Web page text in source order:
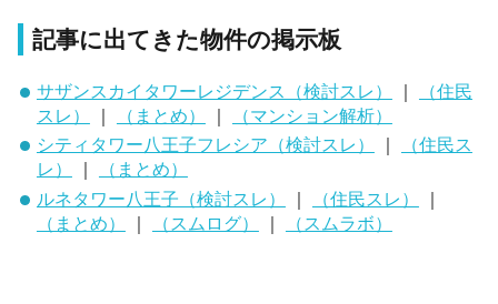
記事に出てきた物件の掲示板
サザンスカイタワーレジデンス（検討スレ） ｜
（住民
スレ）
｜ （まとめ） ｜
（マンション解析）
シティタワー八王子フレシア（検討スレ）
（住民ス
レ）
（まとめ）
ルネタワー八王子（検討スレ）
｜ （住民スレ）
｜
（まとめ）
｜ （スムログ） ｜ （スムラボ）